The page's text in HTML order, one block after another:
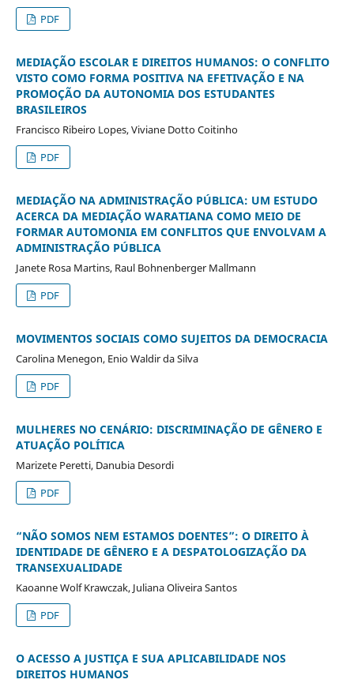
PDF
MEDIAÇÃO ESCOLAR E DIREITOS HUMANOS: O CONFLITO
VISTO COMO FORMA POSITIVA NA EFETIVAÇÃO E NA
PROMOÇÃO DA AUTONOMIA DOS ESTUDANTES
BRASILEIROS
Francisco Ribeiro Lopes, Viviane Dotto Coitinho
PDF
MEDIAÇÃO NA ADMINISTRAÇÃO PÚBLICA: UM ESTUDO
ACERCA DA MEDIAÇÃO WARATIANA COMO MEIO DE
FORMAR AUTOMONIA EM CONFLITOS QUE ENVOLVAM A
ADMINISTRAÇÃO PÚBLICA
Janete Rosa Martins, Raul Bohnenberger Mallmann
PDF
MOVIMENTOS SOCIAIS COMO SUJEITOS DA DEMOCRACIA
Carolina Menegon, Enio Waldir da Silva
PDF
MULHERES NO CENÁRIO: DISCRIMINAÇÃO DE GÊNERO E
ATUAÇÃO POLÍTICA
Marizete Peretti, Danubia Desordi
PDF
“NÃO SOMOS NEM ESTAMOS DOENTES”: O DIREITO À
IDENTIDADE DE GÊNERO E A DESPATOLOGIZAÇÃO DA
TRANSEXUALIDADE
Kaoanne Wolf Krawczak, Juliana Oliveira Santos
PDF
O ACESSO A JUSTIÇA E SUA APLICABILIDADE NOS
DIREITOS HUMANOS